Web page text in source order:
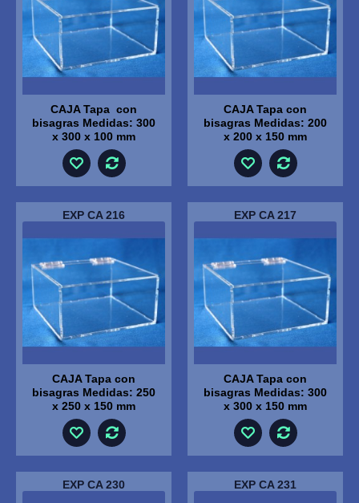
CAJA Tapa con
bisagras Medidas: 300
x 300 x 100 mm
CAJA Tapa con
bisagras Medidas: 200
x 200 x 150 mm
EXP CA 216
CAJA Tapa con
bisagras Medidas: 250
x 250 x 150 mm
EXP CA 217
CAJA Tapa con
bisagras Medidas: 300
x 300 x 150 mm
EXP CA 230 EXP CA 231